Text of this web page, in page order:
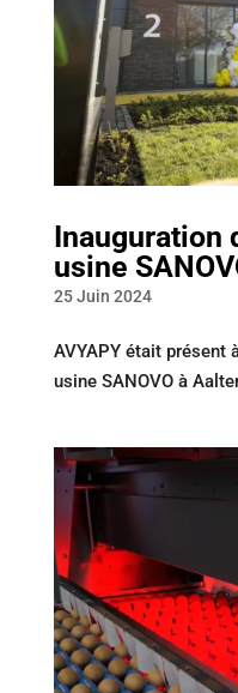
Inauguration
usine
25 Juin 2024
AVYAPY était présent
usine SANOVO à